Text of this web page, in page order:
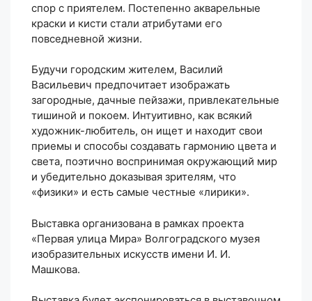
спор с приятелем. Постепенно акварельные
краски и кисти стали атрибутами его
повседневной жизни.
Будучи городским жителем, Василий
Васильевич предпочитает изображать
загородные, дачные пейзажи, привлекательные
тишиной и покоем. Интуитивно, как всякий
художник-любитель, он ищет и находит свои
приемы и способы создавать гармонию цвета и
света, поэтично воспринимая окружающий мир
и убедительно доказывая зрителям, что
«физики» и есть самые честные «лирики».
Выставка организована в рамках проекта
«Первая улица Мира» Волгоградского музея
изобразительных искусств имени И. И.
Машкова.